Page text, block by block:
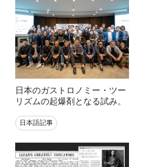
日本のガストロノミー・ツー
リズムの起爆剤となる試み。
日本語記事